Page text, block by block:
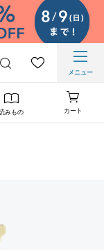
メニュー
みもの カート